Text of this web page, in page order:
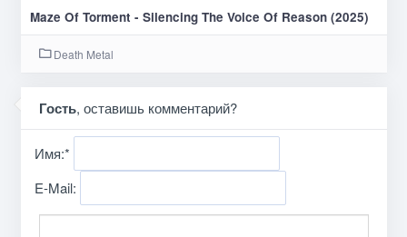
Maze Of Torment - Silencing The Voice Of Reason (2025)
Death Metal
Гость, оставишь комментарий?
Имя:*
E-Mail: